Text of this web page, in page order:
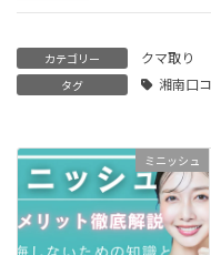
カテゴリー クマ取り
タグ 湘南口
ミニッシュ